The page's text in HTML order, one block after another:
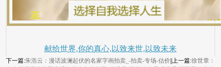
献给世界,你的真心,以致来世,以致未来
下一篇:朱浩云：漫话波澜起伏的名家字画拍卖_-拍卖-专场-估价 ||上一篇:徐世章：